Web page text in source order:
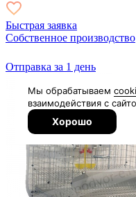
Быстрая заявка
Собственное производство
Отправка за 1 день